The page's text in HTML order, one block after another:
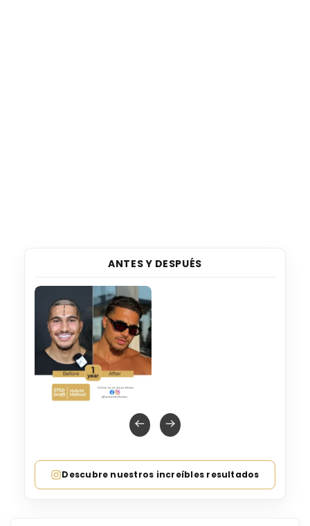
ANTES Y DESPUÉS
Descubre nuestros increíbles resultados